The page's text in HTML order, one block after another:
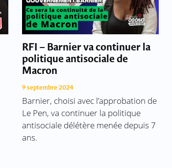
RFI – Barnier va continuer la
politique antisociale de
Macron
9 septembre 2024
Barnier, choisi avec l’approbation de
Le Pen, va continuer la politique
antisociale délétère menée depuis 7
ans.